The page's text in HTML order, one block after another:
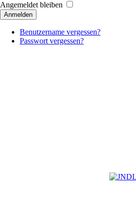
Angemeldet bleiben
Anmelden
Benutzername vergessen?
Passwort vergessen?